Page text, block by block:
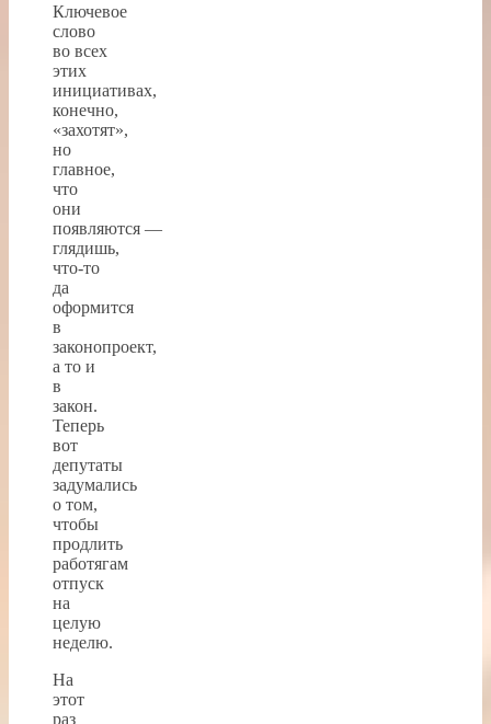
Ключевое
слово
во всех
этих
инициативах,
конечно,
«захотят»,
но
главное,
что
они
появляются —
глядишь,
что-то
да
оформится
в
законопроект,
а то и
в
закон.
Теперь
вот
депутаты
задумались
о том,
чтобы
продлить
работягам
отпуск
на
целую
неделю.
На
этот
раз